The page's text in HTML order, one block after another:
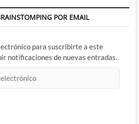
POR EMAIL
para suscribirte a este
notificaciones de nuevas entradas.